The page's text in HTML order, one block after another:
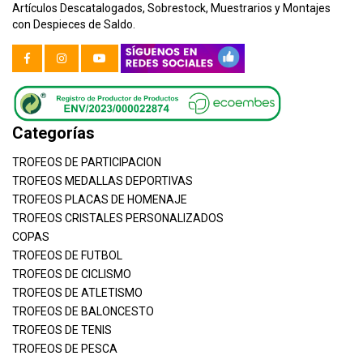
Artículos Descatalogados, Sobrestock, Muestrarios y Montajes
con Despieces de Saldo.
Categorías
TROFEOS DE PARTICIPACION
TROFEOS MEDALLAS DEPORTIVAS
TROFEOS PLACAS DE HOMENAJE
TROFEOS CRISTALES PERSONALIZADOS
COPAS
TROFEOS DE FUTBOL
TROFEOS DE CICLISMO
TROFEOS DE ATLETISMO
TROFEOS DE BALONCESTO
TROFEOS DE TENIS
TROFEOS DE PESCA